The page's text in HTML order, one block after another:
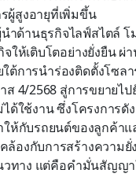
ผู้สูงอายุที่เพิ่มขึ้น
ำด้านธุรกิจไลฟ์สไตล์
ให้เติบโตอย่างยั่งยืน
ต้การนำร่องติดตั้งโซล
4/2568 สู่การขยายไ
ด้ใช้งาน ซึ่งโครงการ
ให้กับรถยนต์ของลูกค้า
ล้องกับการสร้างควา
วทาง แต่คือคำมั่นสัญญ